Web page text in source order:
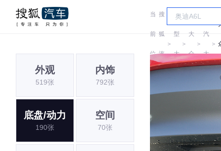
当
前
位
置:
搜
狐
汽
车
＞
车
型
大
全
＞
大
众
＞
汽
大
＞
外观
519张
内饰
792张
底盘/动力
190张
空间
70张